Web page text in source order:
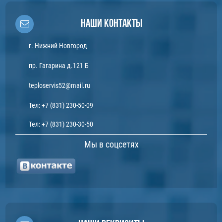
Наши контакты
г. Нижний Новгород
пр. Гагарина д.121 Б
teploservis52@mail.ru
Тел:+7 (831) 230-50-09
Тел:+7 (831) 230-30-50
Мы в соцсетях